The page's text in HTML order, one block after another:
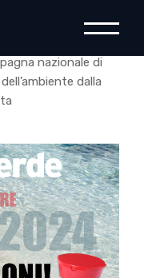
nazionale di
dalla